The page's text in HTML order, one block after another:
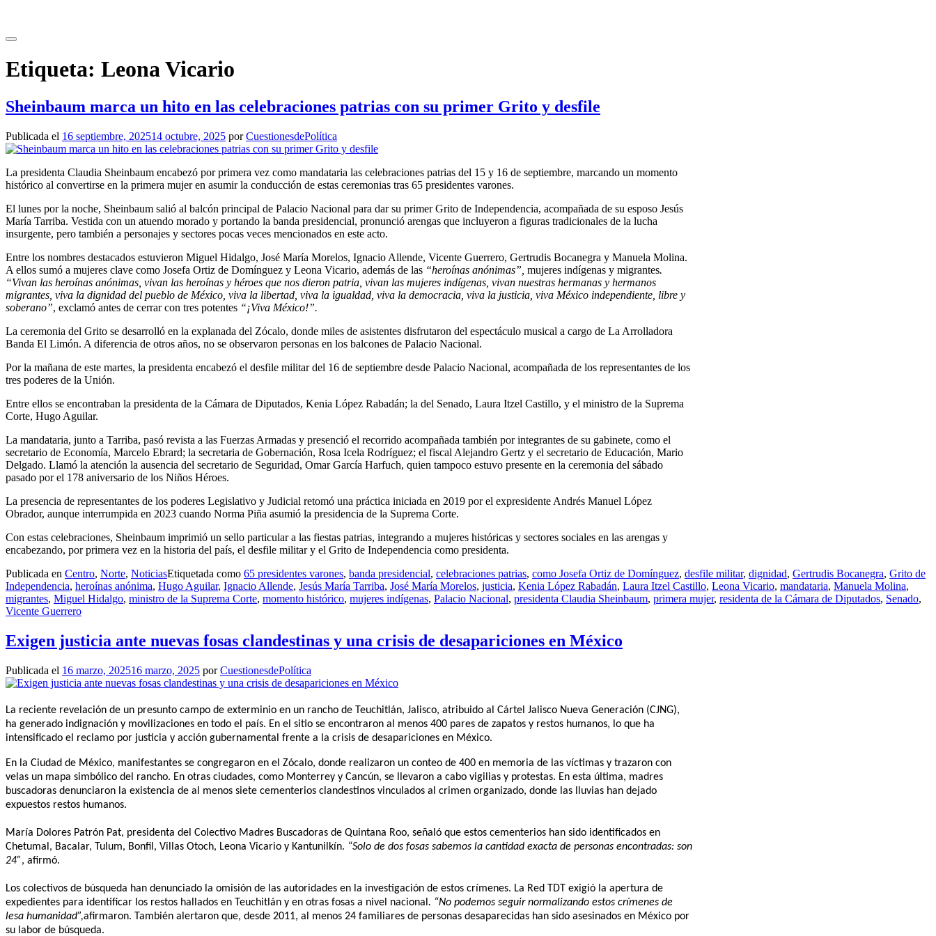
contenido
Etiqueta: Leona Vicario
Sheinbaum marca un hito en las celebraciones patrias con su primer Grito y desfile
Publicada el 16 septiembre, 202514 octubre, 2025 porCuestionesdePolítica
La presidenta Claudia Sheinbaum encabezó por primera vez como mandataria las celebraciones patrias del 15 y 16 de septiembre, marcando un momento
histórico al convertirse en la primera mujer en asumir la conducción de estas ceremonias tras 65 presidentes varones.
El lunes por la noche, Sheinbaum salió al balcón principal de Palacio Nacional para dar su primer Grito de Independencia, acompañada de su esposo Jesús
María Tarriba. Vestida con un atuendo morado y portando la banda presidencial, pronunció arengas que incluyeron a figuras tradicionales de la lucha
insurgente, pero también a personajes y sectores pocas veces mencionados en este acto.
Entre los nombres destacados estuvieron Miguel Hidalgo, José María Morelos, Ignacio Allende, Vicente Guerrero, Gertrudis Bocanegra y Manuela Molina.
A ellos sumó a mujeres clave como Josefa Ortiz de Domínguez y Leona Vicario, además de las “heroínas anónimas”, mujeres indígenas y migrantes.
“Vivan las heroínas anónimas, vivan las heroínas y héroes que nos dieron patria, vivan las mujeres indígenas, vivan nuestras hermanas y hermanos
migrantes, viva la dignidad del pueblo de México, viva la libertad, viva la igualdad, viva la democracia, viva la justicia, viva México independiente, libre y
soberano”, exclamó antes de cerrar con tres potentes “¡Viva México!”.
La ceremonia del Grito se desarrolló en la explanada del Zócalo, donde miles de asistentes disfrutaron del espectáculo musical a cargo de La Arrolladora
Banda El Limón. A diferencia de otros años, no se observaron personas en los balcones de Palacio Nacional.
Por la mañana de este martes, la presidenta encabezó el desfile militar del 16 de septiembre desde Palacio Nacional, acompañada de los representantes de los
tres poderes de la Unión.
Entre ellos se encontraban la presidenta de la Cámara de Diputados, Kenia López Rabadán; la del Senado, Laura Itzel Castillo, y el ministro de la Suprema
Corte, Hugo Aguilar.
La mandataria, junto a Tarriba, pasó revista a las Fuerzas Armadas y presenció el recorrido acompañada también por integrantes de su gabinete, como el
secretario de Economía, Marcelo Ebrard; la secretaria de Gobernación, Rosa Icela Rodríguez; el fiscal Alejandro Gertz y el secretario de Educación, Mario
Delgado. Llamó la atención la ausencia del secretario de Seguridad, Omar García Harfuch, quien tampoco estuvo presente en la ceremonia del sábado
pasado por el 178 aniversario de los Niños Héroes.
La presencia de representantes de los poderes Legislativo y Judicial retomó una práctica iniciada en 2019 por el expresidente Andrés Manuel López
Obrador, aunque interrumpida en 2023 cuando Norma Piña asumió la presidencia de la Suprema Corte.
Con estas celebraciones, Sheinbaum imprimió un sello particular a las fiestas patrias, integrando a mujeres históricas y sectores sociales en las arengas y
encabezando, por primera vez en la historia del país, el desfile militar y el Grito de Independencia como presidenta.
Publicada en Centro, Norte, NoticiasEtiquetada como 65 presidentes varones, banda presidencial, celebraciones patrias, como Josefa Ortiz de Domínguez, desfile militar, dignidad, Gertrudis Bocanegra, Grito de
Independencia, heroínas anónima, Hugo Aguilar, Ignacio Allende, Jesús María Tarriba, José María Morelos, justicia, Kenia López Rabadán, Laura Itzel Castillo, Leona Vicario, mandataria, Manuela Molina,
migrantes, Miguel Hidalgo, ministro de la Suprema Corte, momento histórico, mujeres indígenas, Palacio Nacional, presidenta Claudia Sheinbaum, primera mujer, residenta de la Cámara de Diputados, Senado,
Vicente Guerrero
Exigen justicia ante nuevas fosas clandestinas y una crisis de desapariciones en México
Publicada el 16 marzo, 202516 marzo, 2025 porCuestionesdePolítica
La reciente revelación de un presunto campo de exterminio en un rancho de Teuchitlán, Jalisco, atribuido al Cártel Jalisco Nueva Generación (CJNG),
ha generado indignación y movilizaciones en todo el país. En el sitio se encontraron al menos 400 pares de zapatos y restos humanos, lo que ha
intensificado el reclamo por justicia y acción gubernamental frente a la crisis de desapariciones en México.
En la Ciudad de México, manifestantes se congregaron en el Zócalo, donde realizaron un conteo de 400 en memoria de las víctimas y trazaron con
velas un mapa simbólico del rancho. En otras ciudades, como Monterrey y Cancún, se llevaron a cabo vigilias y protestas. En esta última, madres
buscadoras denunciaron la existencia de al menos siete cementerios clandestinos vinculados al crimen organizado, donde las lluvias han dejado
expuestos restos humanos.
María Dolores Patrón Pat, presidenta del Colectivo Madres Buscadoras de Quintana Roo, señaló que estos cementerios han sido identificados en
Chetumal, Bacalar, Tulum, Bonfil, Villas Otoch, Leona Vicario y Kantunilkín. “Solo de dos fosas sabemos la cantidad exacta de personas encontradas: son
24”, afirmó.
Los colectivos de búsqueda han denunciado la omisión de las autoridades en la investigación de estos crímenes. La Red TDT exigió la apertura de
expedientes para identificar los restos hallados en Teuchitlán y en otras fosas a nivel nacional . “No podemos seguir normalizando estos crímenes de
lesa humanidad”,afirmaron. También alertaron que, desde 2011, al menos 24 familiares de personas desaparecidas han sido asesinados en México por
su labor de búsqueda.